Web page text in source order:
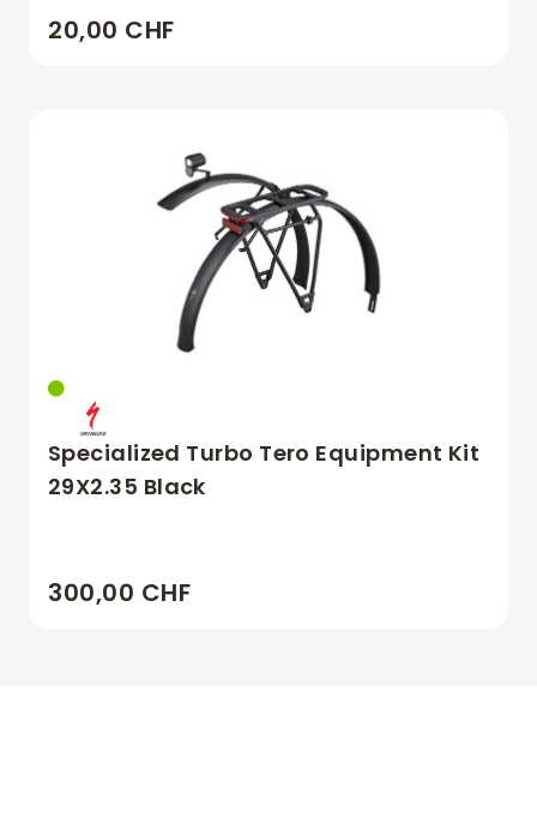
20,00 CHF
Specialized Turbo Tero Equipment Kit
29X2.35 Black
300,00 CHF